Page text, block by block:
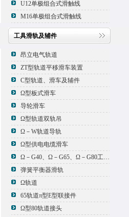
U12单极组合式滑触线
M16单极组合式滑触线
工具滑轨及辅件
昂立电气轨道
ZT型轨道平移滑车装置
C型轨道、滑车及辅件
Ω型板式滑车
导轮滑车
Ω型轨道双轨吊
Ω－W轨道导轨
Ω型供电电缆滑车
Ω－G40、Ω－G65、Ω－G80工具滑车
弹簧平衡器滑轨
Ω轨道
65轨道π型E型联接件
Ω型80轨道接头